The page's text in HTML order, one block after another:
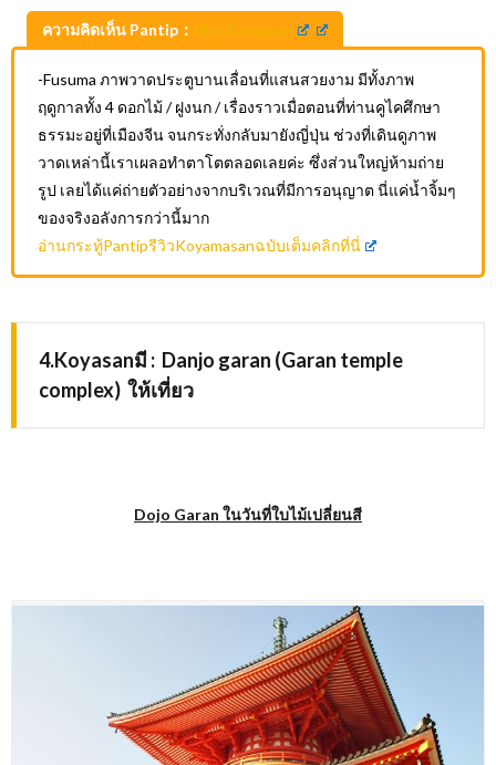
ความคิดเห็น Pantip：
-Fusuma ภาพวาดประตูบานเลื่อนที่แสนสวยงาม มีทั้งภาพ
ฤดูกาลทั้ง 4 ดอกไม้ / ฝูงนก / เรื่องราวเมื่อตอนที่ท่านคูไคศึกษา
ธรรมะอยู่ที่เมืองจีน จนกระทั่งกลับมายังญี่ปุ่น ช่วงที่เดินดูภาพ
วาดเหล่านี้เราเผลอทำตาโตตลอดเลยค่ะ ซึ่งส่วนใหญ่ห้ามถ่าย
รูป เลยได้แค่ถ่ายตัวอย่างจากบริเวณที่มีการอนุญาต นี่แค่น้ำจิ้มๆ
ของจริงอลังการกว่านี้มาก
อ่านกระทู้PantipรีวิวKoyamasanฉบับเต็มคลิกที่นี่
4.Koyasanมี : Danjo garan (Garan temple
complex) ให้เที่ยว
Dojo Garan ในวันที่ใบไม้เปลี่ยนสี